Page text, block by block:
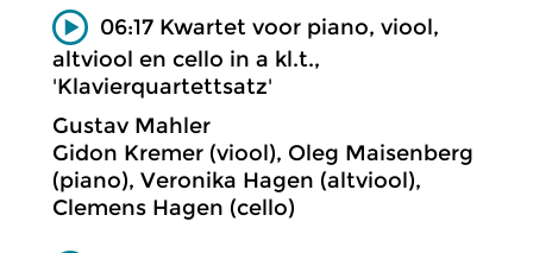
06:17 Kwartet voor piano, viool,
altviool en cello in a kl.t.,
'Klavierquartettsatz'
Gustav Mahler
Gidon Kremer (viool), Oleg Maisenberg
(piano), Veronika Hagen (altviool),
Clemens Hagen (cello)